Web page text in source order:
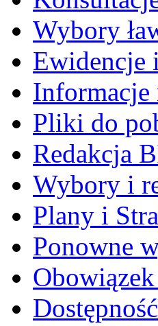
Wybory
Ewidencje
Informacje
Pliki do
Redakcja
Wybory i
Plany i
Ponowne
Dostępność